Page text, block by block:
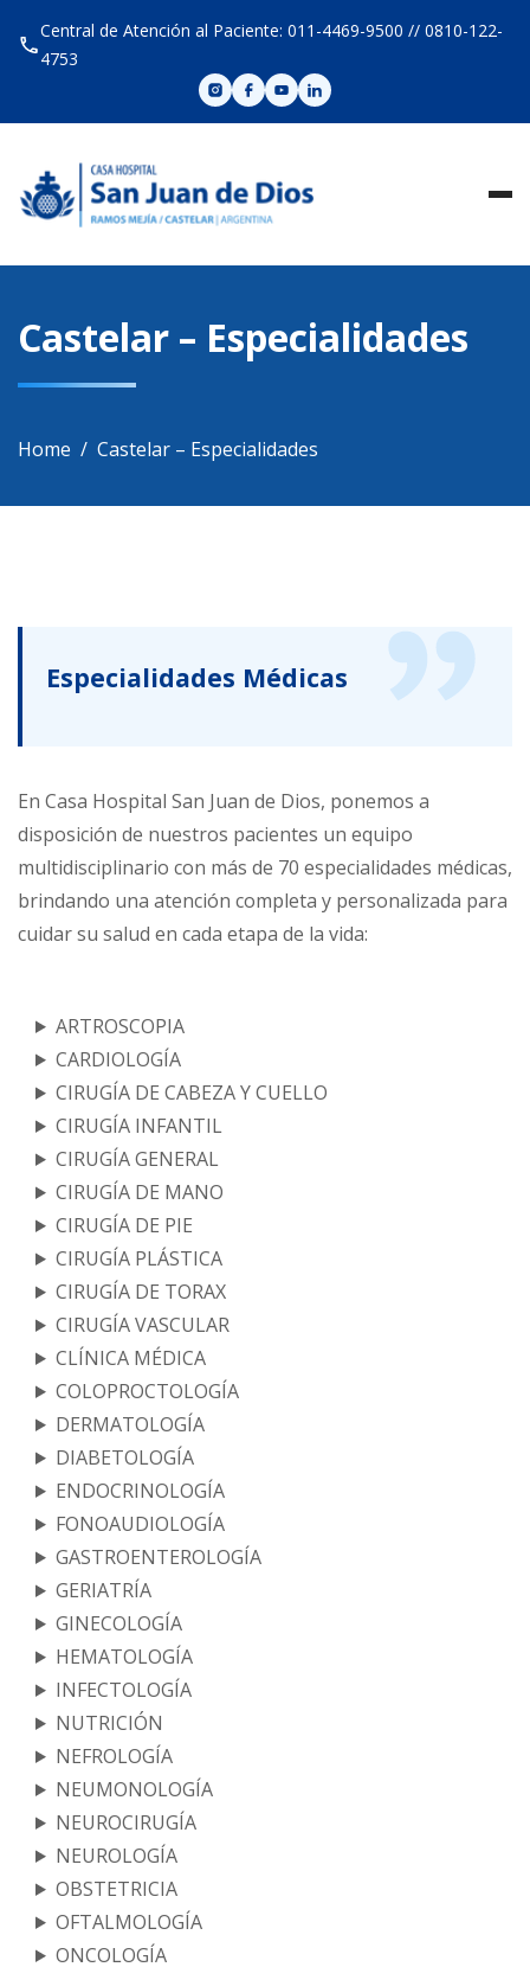
Central de Atención al Paciente: 011-4469-9500 // 0810-122-
4753
Castelar – Especialidades
Home Castelar – Especialidades
Especialidades Médicas
En Casa Hospital San Juan de Dios, ponemos a
disposición de nuestros pacientes un equipo
multidisciplinario con más de 70 especialidades médicas,
brindando una atención completa y personalizada para
cuidar su salud en cada etapa de la vida:
ARTROSCOPIA
CARDIOLOGÍA
CIRUGÍA DE CABEZA Y CUELLO
CIRUGÍA INFANTIL
CIRUGÍA GENERAL
CIRUGÍA DE MANO
CIRUGÍA DE PIE
CIRUGÍA PLÁSTICA
CIRUGÍA DE TORAX
CIRUGÍA VASCULAR
CLÍNICA MÉDICA
COLOPROCTOLOGÍA
DERMATOLOGÍA
DIABETOLOGÍA
ENDOCRINOLOGÍA
FONOAUDIOLOGÍA
GASTROENTEROLOGÍA
GERIATRÍA
GINECOLOGÍA
HEMATOLOGÍA
INFECTOLOGÍA
NUTRICIÓN
NEFROLOGÍA
NEUMONOLOGÍA
NEUROCIRUGÍA
NEUROLOGÍA
OBSTETRICIA
OFTALMOLOGÍA
ONCOLOGÍA